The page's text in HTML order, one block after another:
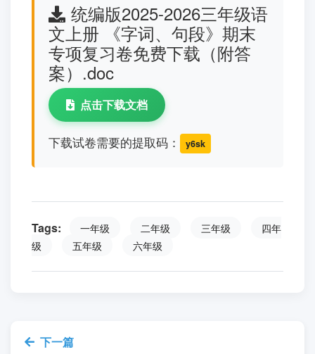
统编版2025-2026三年级语
文上册 《字词、句段》期末
专项复习卷免费下载（附答
案）.doc
点击下载文档
下载试卷需要的提取码： y6sk
Tags: 一年级 二年级 三年级
四年
级
五年级 六年级
下一篇